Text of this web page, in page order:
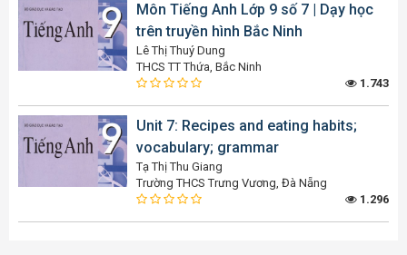
Môn Tiếng Anh Lớp 9 số 7 | Dạy học
trên truyền hình Bắc Ninh
Lê Thị Thuý Dung
THCS TT Thứa, Bắc Ninh
1.743
Unit 7: Recipes and eating habits;
vocabulary; grammar
Tạ Thị Thu Giang
Trường THCS Trưng Vương, Đà Nẵng
1.296